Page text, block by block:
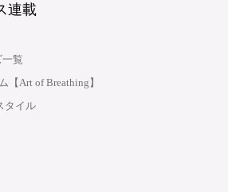
連載
覧
【Art of Breathing】
タイル